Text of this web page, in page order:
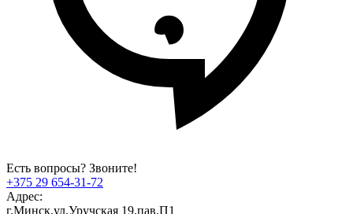
Есть вопросы? Звоните!
+375 29 654-31-72
Адрес:
г.Минск,ул.Уручская 19,пав.П1